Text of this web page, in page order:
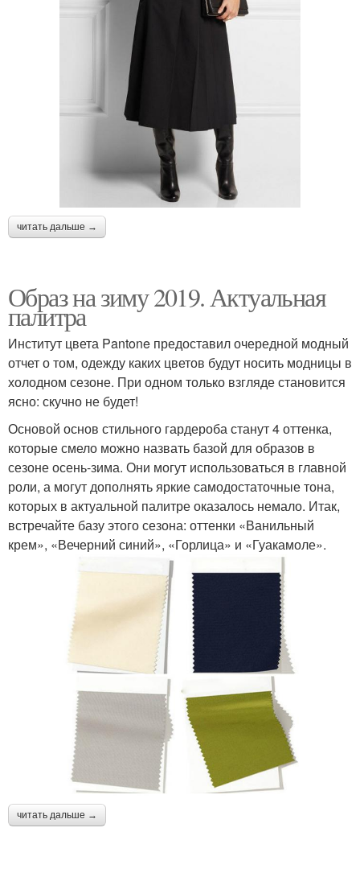
читать дальше →
Образ на зиму 2019. Актуальная
палитра
Институт цвета Pantone предоставил очередной модный
отчет о том, одежду каких цветов будут носить модницы в
холодном сезоне. При одном только взгляде становится
ясно: скучно не будет!
Основой основ стильного гардероба станут 4 оттенка,
которые смело можно назвать базой для образов в
сезоне осень-зима. Они могут использоваться в главной
роли, а могут дополнять яркие самодостаточные тона,
которых в актуальной палитре оказалось немало. Итак,
встречайте базу этого сезона: оттенки «Ванильный
крем», «Вечерний синий», «Горлица» и «Гуакамоле».
читать дальше →